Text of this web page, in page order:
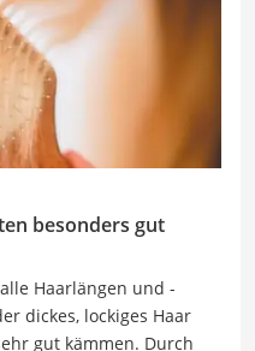
besonders gut
Haarlängen und -
dickes, lockiges Haar
gut kämmen. Durch